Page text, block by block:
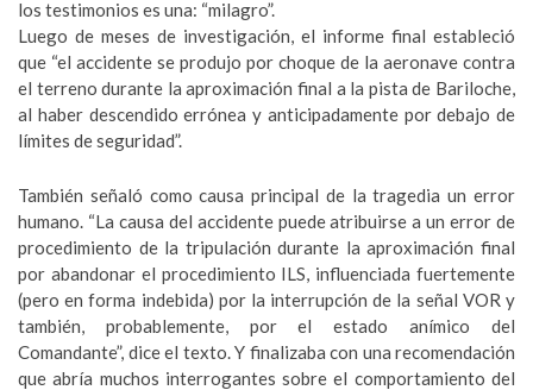
los testimonios es una: “milagro”.
Luego de meses de investigación, el informe final estableció
que “el accidente se produjo por choque de la aeronave contra
el terreno durante la aproximación final a la pista de Bariloche,
al haber descendido errónea y anticipadamente por debajo de
límites de seguridad”.
También señaló como causa principal de la tragedia un error
humano. “La causa del accidente puede atribuirse a un error de
procedimiento de la tripulación durante la aproximación final
por abandonar el procedimiento ILS, influenciada fuertemente
(pero en forma indebida) por la interrupción de la señal VOR y
también, probablemente, por el estado anímico del
Comandante”, dice el texto. Y finalizaba con una recomendación
que abría muchos interrogantes sobre el comportamiento del